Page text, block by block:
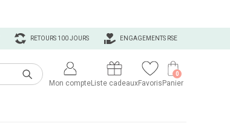
ENGAGEMENTS RSE
RETOURS 100 JOURS
Mon compteListe cadeauxFavoris Panier
0